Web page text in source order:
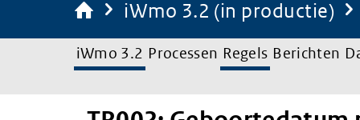
iWmo 3.2 (in productie)
iWmo 3.2 Processen Regels Berichten